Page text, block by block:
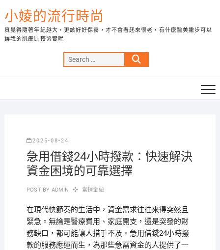
to
content
小婈的流行時尚
真覺得隨著年紀越大，更該好好保養，才不會看起來很老，有什麼醫美撇步可以
讓我的肌膚比較緊實呢
Search
…
2025-08-24
急用借錢24小時撥款：快速解決
資金困境的可靠選擇
POST BY ADMIN 當鋪金融
在現代快節奏的生活中，資金需求往往來得突然且
緊急。無論是醫療費用、家庭開支，還是突發的財
務缺口，都可能讓人措手不及。急用借錢24小時撥
款的服務應運而生，為那些急需資金的人提供了一